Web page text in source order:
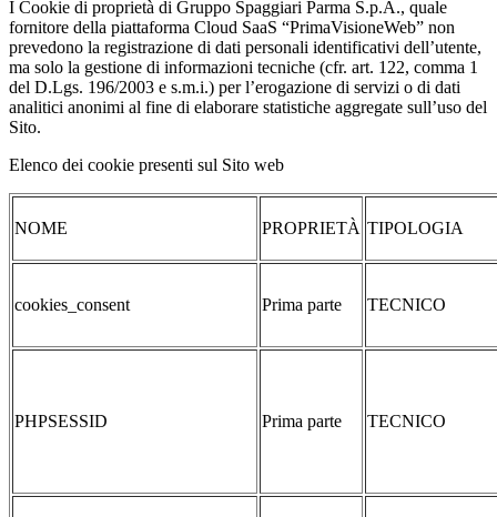
I Cookie di proprietà di Gruppo Spaggiari Parma S.p.A., quale
fornitore della piattaforma Cloud SaaS “PrimaVisioneWeb” non
prevedono la registrazione di dati personali identificativi dell’utente,
ma solo la gestione di informazioni tecniche (cfr. art. 122, comma 1
del D.Lgs. 196/2003 e s.m.i.) per l’erogazione di servizi o di dati
analitici anonimi al fine di elaborare statistiche aggregate sull’uso del
Sito.
Elenco dei cookie presenti sul Sito web
NOME PROPRIETÀ TIPOLOGIA
cookies_consent Prima parte TECNICO
PHPSESSID Prima parte TECNICO